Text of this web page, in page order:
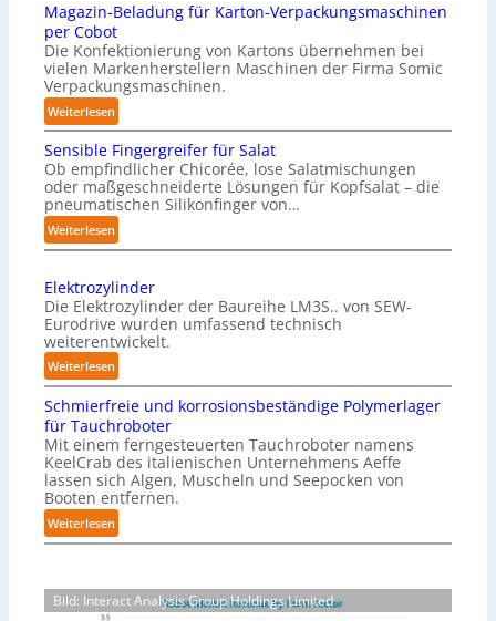
Magazin-Beladung für Karton-Verpackungsmaschinen
per Cobot
Die Konfektionierung von Kartons übernehmen bei
vielen Markenherstellern Maschinen der Firma Somic
Verpackungsmaschinen.
Weiterlesen:
M
a
g
a
z
i
n
-
B
e
l
d
u
n
g
f
ü
r
K
t
o
Sensible Fingergreifer für Salat
Ob empfindlicher Chicorée, lose Salatmischungen
oder maßgeschneiderte Lösungen für Kopfsalat – die
pneumatischen Silikonfinger von…
Weiterlesen:
S
n
s
i
b
l
i
n
g
e
r
g
e
i
Elektrozylinder
Die Elektrozylinder der Baureihe LM3S.. von SEW-
Eurodrive wurden umfassend technisch
weiterentwickelt.
Weiterlesen:
E
l
e
k
t
r
o
z
i
n
Schmierfreie und korrosionsbeständige Polymerlager
für Tauchroboter
Mit einem ferngesteuerten Tauchroboter namens
KeelCrab des italienischen Unternehmens Aeffe
lassen sich Algen, Muscheln und Seepocken von
Booten entfernen.
Weiterlesen:
S
m
Bild: Interact Analysis Group Holdings Limited